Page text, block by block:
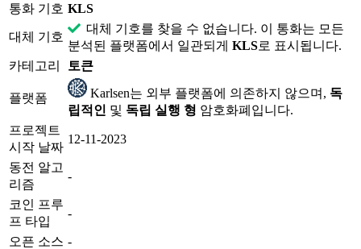
통화 기호 KLS
대체 기호
대체 기호를 찾을 수 없습니다. 이 통화는 모든
분석된 플랫폼에서 일관되게 KLS로 표시됩니다.
카테고리
토큰
플랫폼 Karlsen는 외부 플랫폼에 의존하지 않으며, 독
립적인 및 독립 실행 형 암호화폐입니다.
프로젝트
시작 날짜
12-11-2023
동전 알고
리즘
-
코인 프루
프 타입
-
오픈 소스 -